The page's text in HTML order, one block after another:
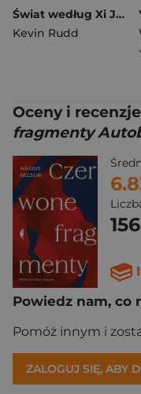
Świat według Xi Jinpinga. Jak Chiny zmieniają globalny porządek
Kevin Rudd
Oceny i
fragmenty
156
Powiedz nam, co
Pomóż innym i
ZALOGUJ SIĘ, ABY